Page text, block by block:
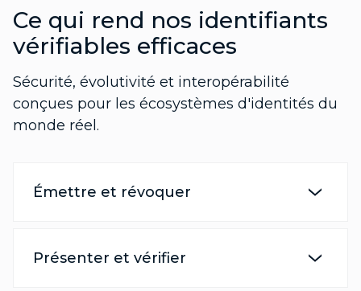
Ce qui rend nos identifiants
vérifiables efficaces
Sécurité, évolutivité et interopérabilité
conçues pour les écosystèmes d'identités du
monde réel.
Émettre et révoquer
Présenter et vérifier